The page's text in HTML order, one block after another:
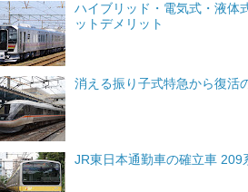
ハイブリッド・電気式・液体
ットデメリット
消える振り子式特急から復活
JR東日本通勤車の確立車